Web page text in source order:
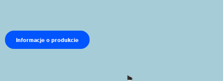
Informacje o produkcie